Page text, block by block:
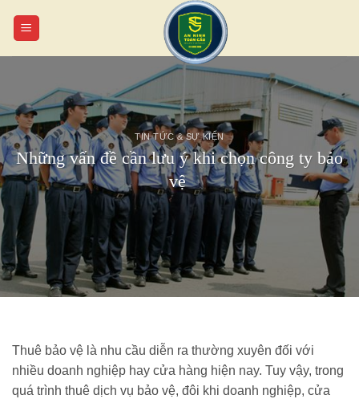
đến
TIN TỨC & SỰ KIỆN
Những vấn đề cần lưu ý khi chọn công ty bảo
vệ
Thuê bảo vệ là nhu cầu diễn ra thường xuyên đối với
nhiều doanh nghiệp hay cửa hàng hiện nay. Tuy vậy, trong
quá trình thuê dịch vụ bảo vệ, đôi khi doanh nghiệp, cửa